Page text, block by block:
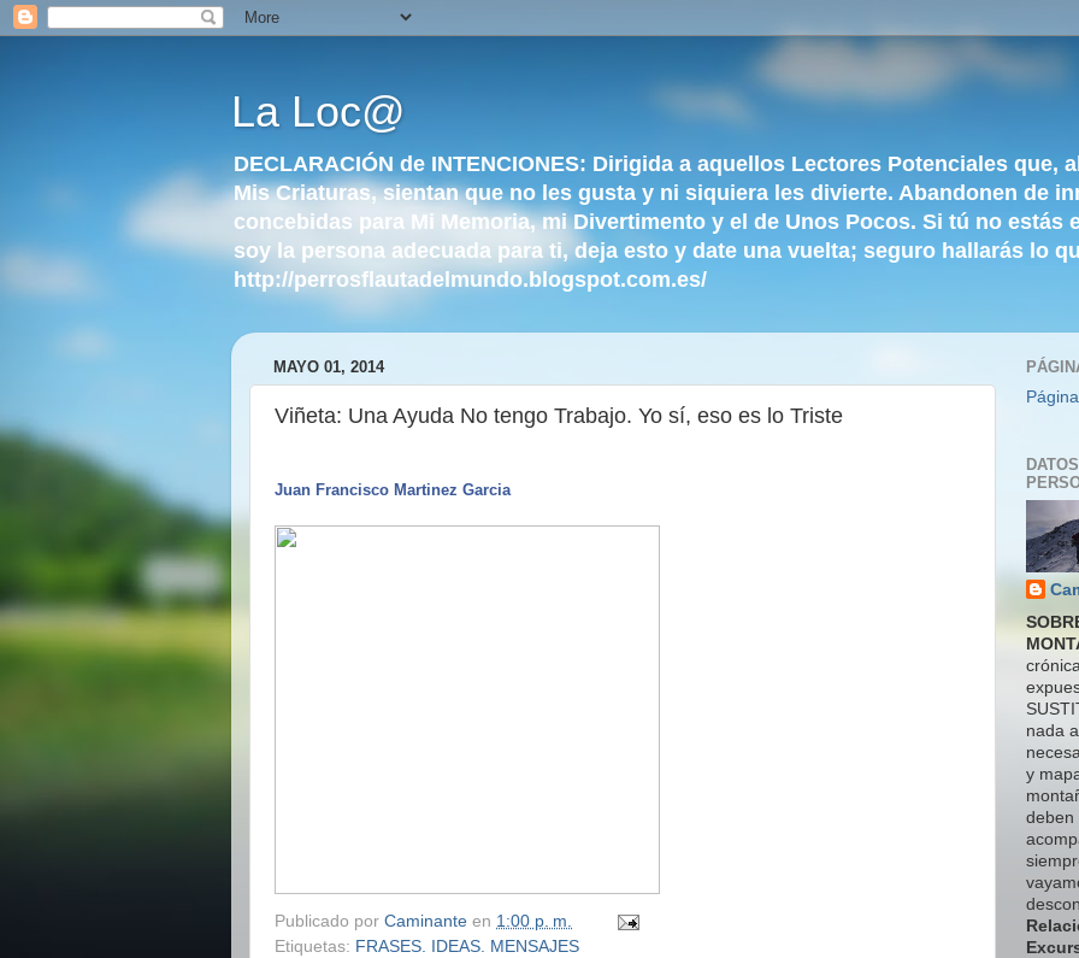
La Loc@
DECLARACIÓN de INTENCIONES: Dirigida a aquellos Lectores Potenciales que,
Mis Criaturas, sientan que no les gusta y ni siquiera les divierte. Abandonen de
concebidas para Mi Memoria, mi Divertimento y el de Unos Pocos. Si tú no estás
soy la persona adecuada para ti, deja esto y date una vuelta; seguro hallarás lo
http://perrosflautadelmundo.blogspot.com.es/
MAYO 01, 2014
Viñeta: Una Ayuda No tengo Trabajo. Yo sí, eso es lo Triste
Juan Francisco Martinez Garcia
Publicado por Caminante en 1:00 p. m.
Etiquetas: FRASES. IDEAS. MENSAJES
DATOS
nada
y
deben